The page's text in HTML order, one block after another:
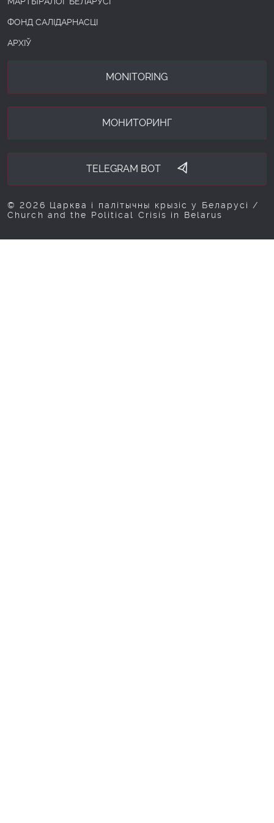
ФОНД САЛІДАРНАСЦІ
АРХІЎ
MONITORING
МОНИТОРИНГ
TELEGRAM BOT
© 2026 Царква і палітычны крызіс у Беларусі /
Church and the Political Crisis in Belarus